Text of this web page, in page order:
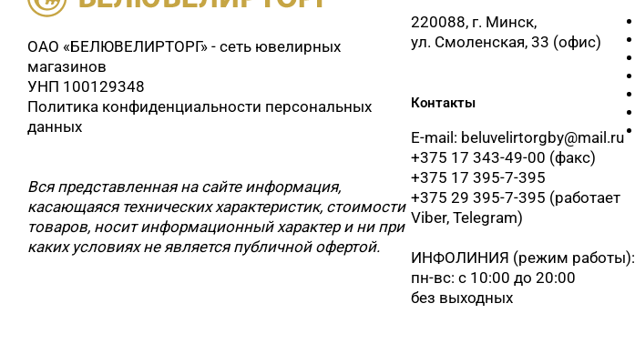
ОАО «БЕЛЮВЕЛИРТОРГ» - сеть ювелирных
магазинов
УНП 100129348
Политика конфиденциальности персональных
данных
Вся представленная на сайте информация,
касающаяся технических характеристик, стоимости
товаров, носит информационный характер и ни при
каких условиях не является публичной офертой.
220088, г. Минск,
ул. Смоленская, 33 (офис)
Контакты
E-mail: beluvelirtorgby@mail.ru
+375 17 343-49-00 (факс)
+375 17 395-7-395
+375 29 395-7-395 (работает
Viber, Telegram)
ИНФОЛИНИЯ (режим работы):
пн-вс: с 10:00 до 20:00
без выходных